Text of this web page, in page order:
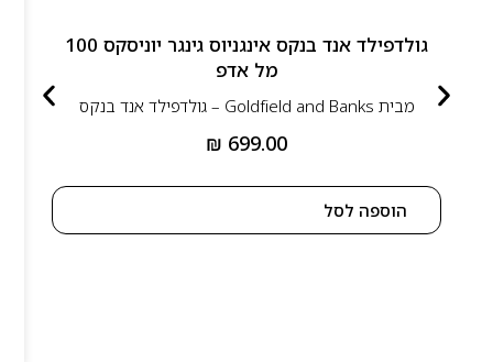
גולדפילד אנד בנקס אינגניוס גינגר יוניסקס 100
מל אדפ
מבית Goldfield and Banks – גולדפילד אנד בנקס
₪ 699.00
הוספה לסל